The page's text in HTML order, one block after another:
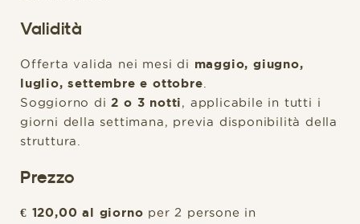
Validità
Offerta valida nei mesi di maggio, giugno,
luglio, settembre e ottobre
Soggiorno di2 o 3 notti, applicabile in tutti i
giorni della settimana, previa disponibilità della
struttura.
Prezzo
€ 120,00 al giorno per 2 persone in